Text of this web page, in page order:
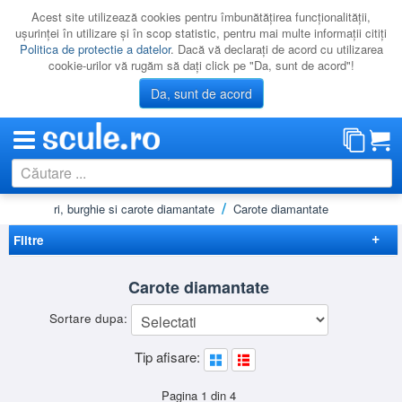
Acest site utilizează cookies pentru îmbunătăţirea funcţionalităţii,
uşurinţei în utilizare şi în scop statistic, pentru mai multe informaţii citiţi
Politica de protectie a datelor. Dacă vă declaraţi de acord cu utilizarea
cookie-urilor vă rugăm să daţi click pe "Da, sunt de acord"!
Da, sunt de acord
CATEGORII
PROMOTII
LICHIDARE
Discuri, burghie si carote diamantate
Carote diamantate
Filtre
Disponibilitate
Carote diamantate
Sortare dupa:
Tip afisare:
Pagina 1 din 4